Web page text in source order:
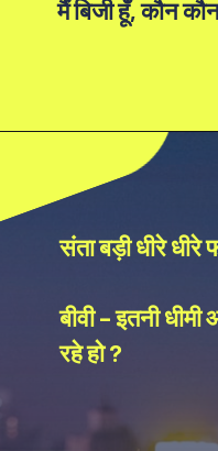
मैं बिजी हूँ, कौन
संता बड़ी धीरे धीरे
बीवी – इतनी
रहे हो ?